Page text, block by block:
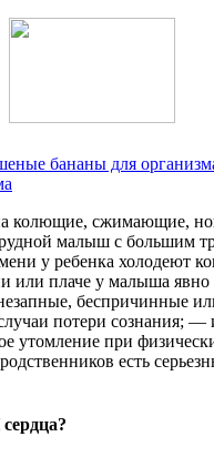
бананы для
колющие, сжимающие,
малыш с большим
у ребенка холодеют
или плаче у малыша
беспричинные
потери сознания; —
утомление при
есть